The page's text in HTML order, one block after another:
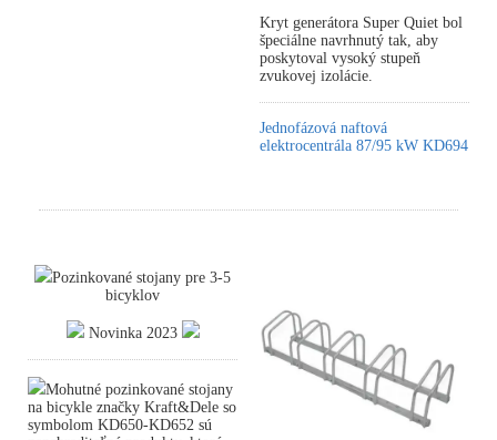
Kryt generátora Super Quiet bol
špeciálne navrhnutý tak, aby
poskytoval vysoký stupeň
zvukovej izolácie.
Jednofázová naftová
elektrocentrála 87/95 kW KD694
Pozinkované stojany pre 3-5
bicyklov
Novinka 2023
Mohutné pozinkované stojany
na bicykle značky Kraft&Dele so
symbolom KD650-KD652 sú